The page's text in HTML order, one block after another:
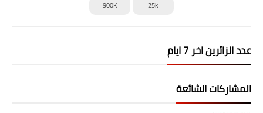
25k
900K
عدد الزائرين اخر 7 ايام
المشاركات الشائعة